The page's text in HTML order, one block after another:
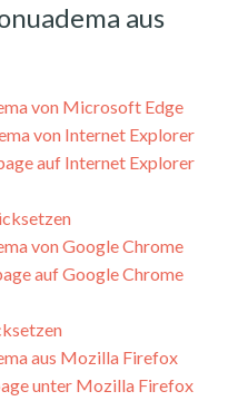
aus
von Microsoft Edge
von Internet Explorer
auf Internet Explorer
von Google Chrome
auf Google Chrome
aus Mozilla Firefox
unter Mozilla Firefox